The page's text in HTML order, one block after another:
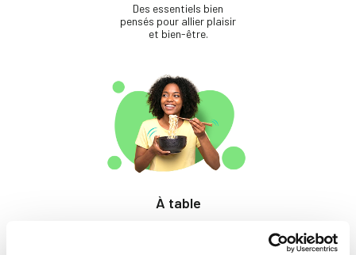
Des essentiels bien
pensés pour allier plaisir
et bien-être.
À table